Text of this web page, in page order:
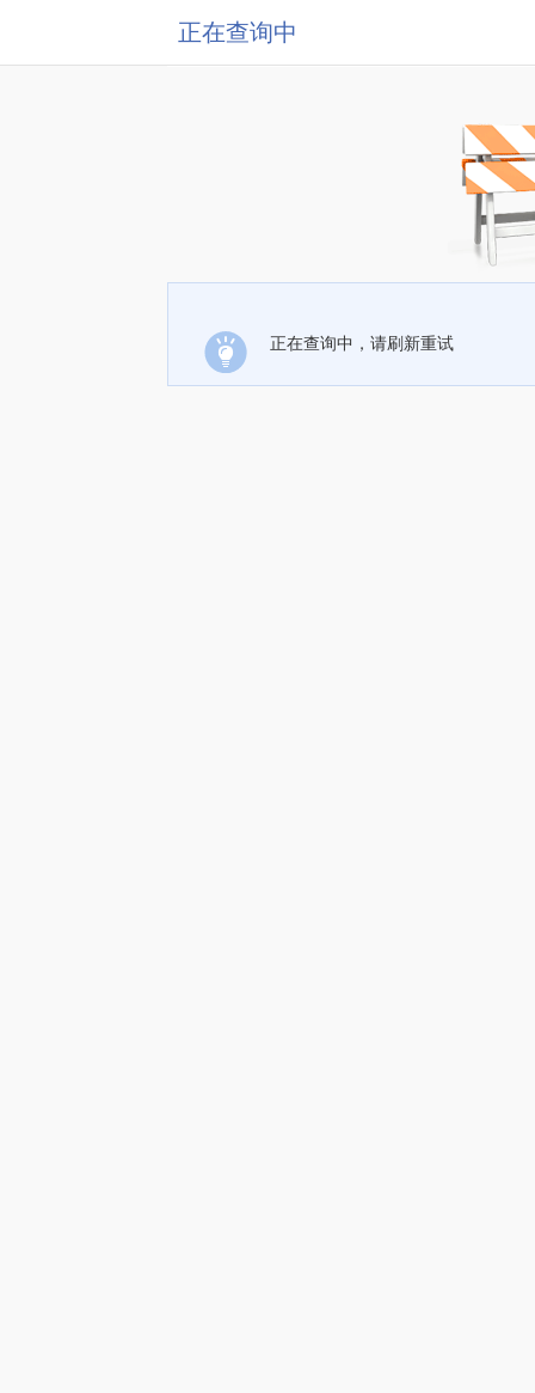
正在查询中
正在查询中，请刷新重试